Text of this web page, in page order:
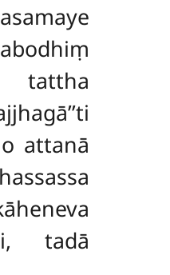
tattha
attanā
tadā